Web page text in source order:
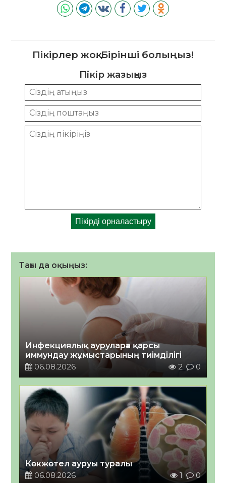
Пікірлер жоқ. Бірінші болыңыз!
Пікір жазыңыз
Тағы да оқыңыз:
Инфекциялық ауруларға қарсы
иммундау жұмыстарының тиімділігі
06.08.2026
2 0
Көкжөтел ауруы туралы
06.08.2026
1 0